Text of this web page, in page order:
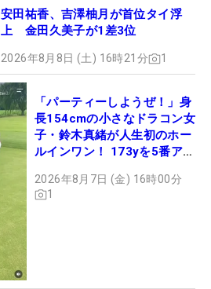
安田祐香、吉澤柚月が首位タイ浮
上 金田久美子が1差3位
2026年8月8日 (土) 16時21分 1
「パーティーしようぜ！」身
長154cmの小さなドラコン女
子・鈴木真緒が人生初のホー
ルインワン！ 173yを5番アイ
2026年8月7日 (金) 16時00分
1